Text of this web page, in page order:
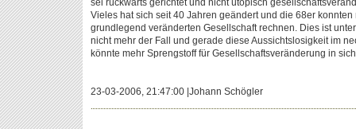
Vieles hat sich seit 40 Jahren geändert und die 68er
grundlegend veränderten Gesellschaft rechnen. Dies ist
nicht mehr der Fall und gerade diese Aussichtslosigkeit im
könnte mehr Sprengstoff für Gesellschaftsveränderung in
23-03-2006, 21:47:00 |Johann Schögler